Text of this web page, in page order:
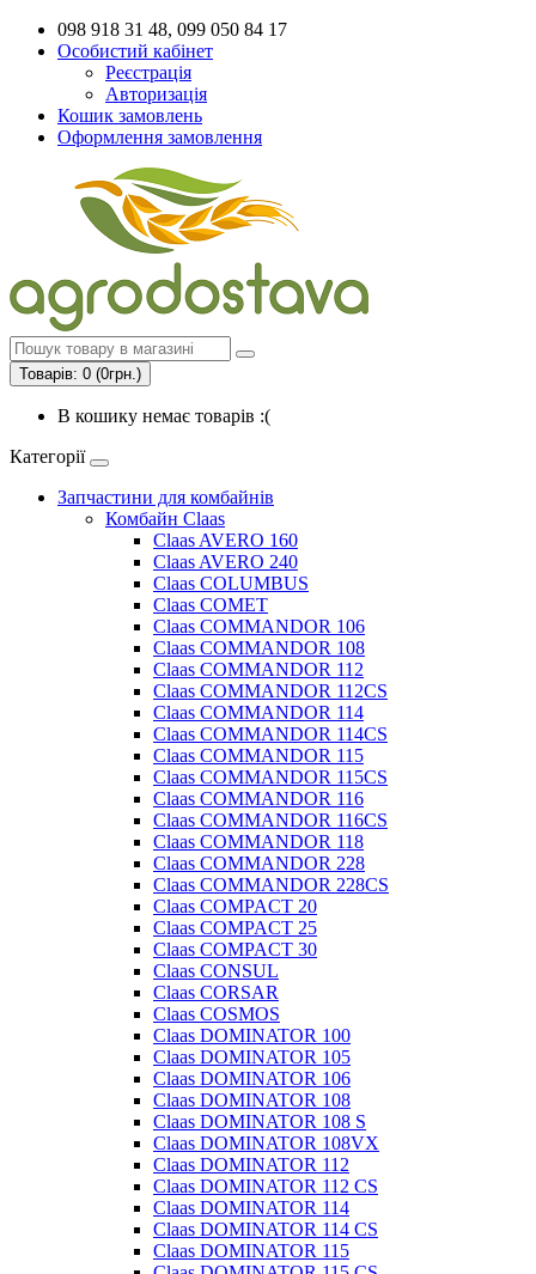
098 918 31 48, 099 050 84 17
Особистий кабінет
Реєстрація
Авторизація
Кошик замовлень
Оформлення замовлення
Товарів: 0 (0грн.)
В кошику немає товарів :(
Категорії
Запчастини для комбайнів
Комбайн Claas
Claas AVERO 160
Claas AVERO 240
Claas COLUMBUS
Claas COMET
Claas COMMANDOR 106
Claas COMMANDOR 108
Claas COMMANDOR 112
Claas COMMANDOR 112CS
Claas COMMANDOR 114
Claas COMMANDOR 114CS
Claas COMMANDOR 115
Claas COMMANDOR 115CS
Claas COMMANDOR 116
Claas COMMANDOR 116CS
Claas COMMANDOR 118
Claas COMMANDOR 228
Claas COMMANDOR 228CS
Claas COMPACT 20
Claas COMPACT 25
Claas COMPACT 30
Claas CONSUL
Claas CORSAR
Claas COSMOS
Claas DOMINATOR 100
Claas DOMINATOR 105
Claas DOMINATOR 106
Claas DOMINATOR 108
Claas DOMINATOR 108 S
Claas DOMINATOR 108VX
Claas DOMINATOR 112
Claas DOMINATOR 112 CS
Claas DOMINATOR 114
Claas DOMINATOR 114 CS
Claas DOMINATOR 115